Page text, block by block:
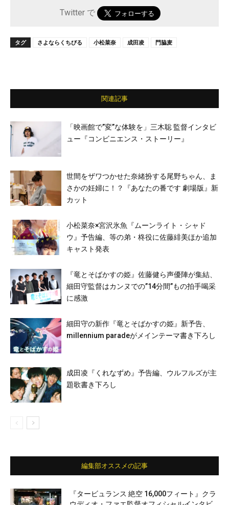
Twitter で
タグ さよならくちびる 小松菜奈 成田凌 門脇麦
関連記事
「映画館で”変”な体験を」三木聡 監督インタビ
ュー『コンビニエンス・ストーリー』
世間をザワつかせた奈緒扮する尾野ちゃん、ま
さかの妊婦に！？『あなたの番です 劇場版』新
カット
小松菜奈×宮沢氷魚『ムーンライト・シャド
ウ』予告編、等の弟・柊役に佐藤緋美ほか追加
キャスト発表
『竜とそばかすの姫』佐藤健ら声優陣が集結、
細田守監督はカンヌでの”14分間”もの拍手喝采
に感激
細田守の新作『竜とそばかすの姫』新予告、
millennium paradeがメインテーマ書き下ろし
成田凌『くれなずめ』予告編、ウルフルズが主
題歌書き下ろし
編集部オススメの記事
『タービュランス 絶空 16,000フィート』クラ